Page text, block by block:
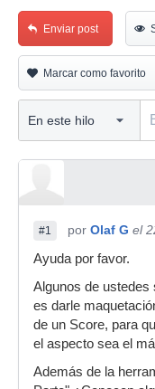
Enviar post
Marcar como favorito
#1 por Olaf G el
Ayuda por favor.
Algunos de ustedes
es darle
de un Score, para
el aspecto sea el
Además de la